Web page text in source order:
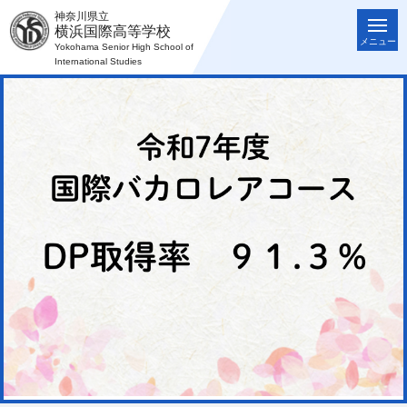
神奈川県立
横浜国際高等学校
Yokohama Senior High School of
International Studies
メニュー